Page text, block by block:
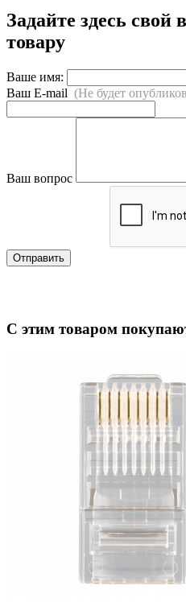
Задайте здесь свой
товару
Ваше имя:
Ваш E-mail (Не будет
Ваш вопрос
Отправить
С этим товаром